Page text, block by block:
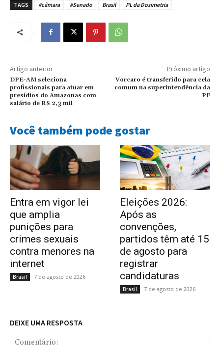
TAGS #câmara #Senado Brasil PL da Dosimetria
Artigo anterior
DPE-AM seleciona
profissionais para atuar em
presídios do Amazonas com
salário de R$ 2,3 mil
Próximo artigo
Vorcaro é transferido para cela
comum na superintendência da
PF
Você também pode gostar
Entra em vigor lei
que amplia
punições para
crimes sexuais
contra menores na
internet
Brasil 7 de agosto de 2026
Eleições 2026:
Após as
convenções,
partidos têm até 15
de agosto para
registrar
candidaturas
Brasil 7 de agosto de 2026
DEIXE UMA RESPOSTA